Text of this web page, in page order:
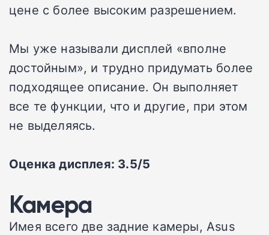
цене с более высоким разрешением.
Мы уже называли дисплей «вполне
достойным», и трудно придумать более
подходящее описание. Он выполняет
все те функции, что и другие, при этом
не выделяясь.
Оценка дисплея: 3.5/5
Камера
Имея всего две задние камеры, Asus